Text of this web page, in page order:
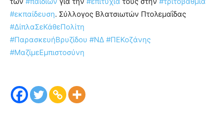
#εκπαίδευση. Σύλλογος Βλατσιωτών Πτολεμαΐδας
#ΔίπλαΣεΚάθεΠολίτη
#ΠαρασκευήΒρυζίδου #ΝΔ #ΠΕΚοζάνης
#ΜαζίμεΕμπιστοσύνη